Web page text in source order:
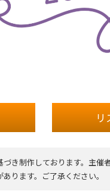
リ
き制作しております。主催
ります。ご了承ください。